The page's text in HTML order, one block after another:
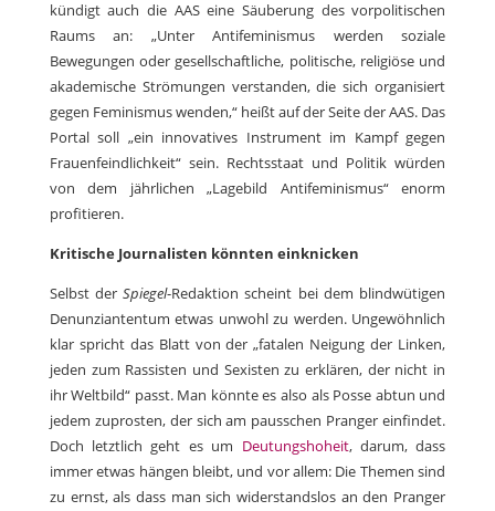
kündigt auch die AAS eine Säuberung des vorpolitischen
Raums an: „Unter Antifeminismus werden soziale
Bewegungen oder gesellschaftliche, politische, religiöse und
akademische Strömungen verstanden, die sich organisiert
gegen Feminismus wenden,“ heißt auf der Seite der AAS. Das
Portal soll „ein innovatives Instrument im Kampf gegen
Frauenfeindlichkeit“ sein. Rechtsstaat und Politik würden
von dem jährlichen „Lagebild Antifeminismus“ enorm
profitieren.
Kritische Journalisten könnten einknicken
Selbst derSpiegel-Redaktion scheint bei dem blindwütigen
Denunziantentum etwas unwohl zu werden. Ungewöhnlich
klar spricht das Blatt von der „fatalen Neigung der Linken,
jeden zum Rassisten und Sexisten zu erklären, der nicht in
ihr Weltbild“ passt. Man könnte es also als Posse abtun und
jedem zuprosten, der sich am pausschen Pranger einfindet.
Doch letztlich geht es um Deutungshoheit, darum, dass
immer etwas hängen bleibt, und vor allem: Die Themen sind
zu ernst, als dass man sich widerstandslos an den Pranger